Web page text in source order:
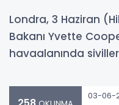
Londra, 3 Haziran
Bakanı Yvette
havaalanında
03-06-